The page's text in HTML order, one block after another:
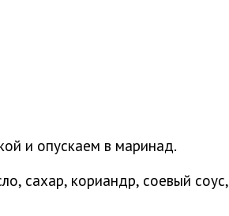
и опускаем в маринад.
сахар, кориандр, соевый соус,